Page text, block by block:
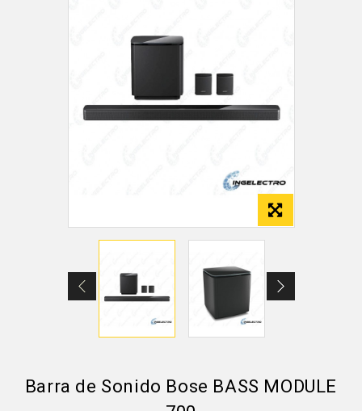
Barra de Sonido Bose BASS MODULE